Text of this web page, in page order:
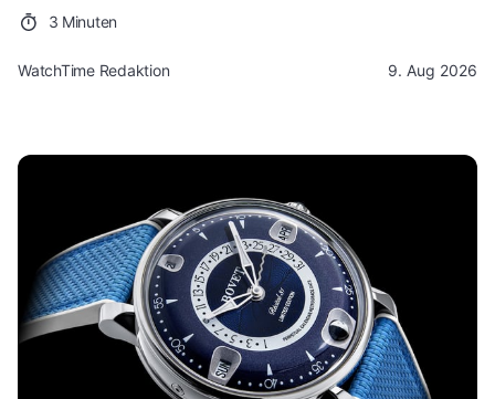
3 Minuten
WatchTime Redaktion 9. Aug 2026